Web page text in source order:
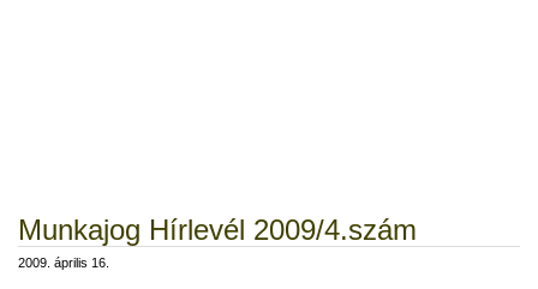
Munkajog Hírlevél 2009/4.szám
2009. április 16.